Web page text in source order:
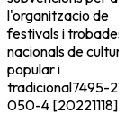
l'organitzacio de
festivals i trobades
nacionals de
popular i
tradicional7495-
050-4 [20221118]